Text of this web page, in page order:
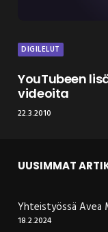
DIGILELUT
YouTubeen
videoita
22.3.2010
UUSIMMAT
Yhteistyössä Avea
18.2.2024